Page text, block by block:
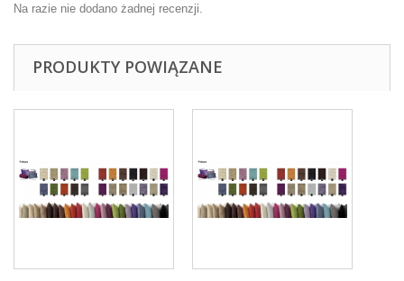
Na razie nie dodano żadnej recenzji.
PRODUKTY POWIĄZANE